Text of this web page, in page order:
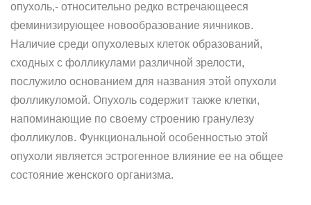
опухоль,- относительно редко встречающееся
феминизирующее новообразование яичников.
Наличие среди опухолевых клеток образований,
сходных с фолликулами различной зрелости,
послужило основанием для названия этой опухоли
фолликуломой. Опухоль содержит также клетки,
напоминающие по своему строению гранулезу
фолликулов. Функциональной особенностью этой
опухоли является эстрогенное влияние ее на общее
состояние женского организма.